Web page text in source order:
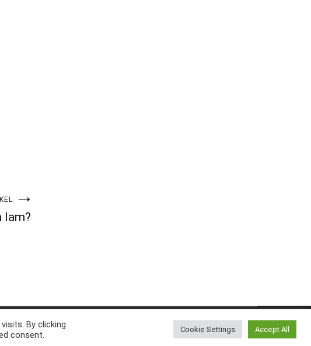
lam?
.
By clicking
consent.
Cookie Settings Accept All